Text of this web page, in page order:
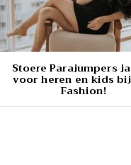
Stoere Parajumpers
voor heren en kids
Fashion!